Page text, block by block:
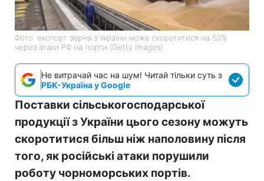
Фото: експорт зерна з України може скоротитися на 53%
через атаки РФ на порти (Getty Images)
Не витрачай час на шум! Читай тільки суть з
РБК-Україна у Google
Поставки сільськогосподарської
продукції з України цього сезону можуть
скоротитися більш ніж наполовину після
того, як російські атаки порушили
роботу чорноморських портів.